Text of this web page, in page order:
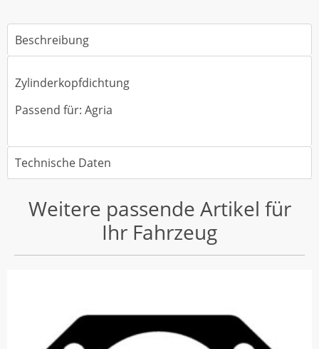
Beschreibung
Zylinderkopfdichtung
Passend für: Agria
Technische Daten
Weitere passende Artikel für
Ihr Fahrzeug